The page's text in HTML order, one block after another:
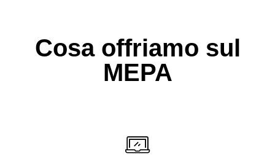
Cosa offriamo sul
MEPA